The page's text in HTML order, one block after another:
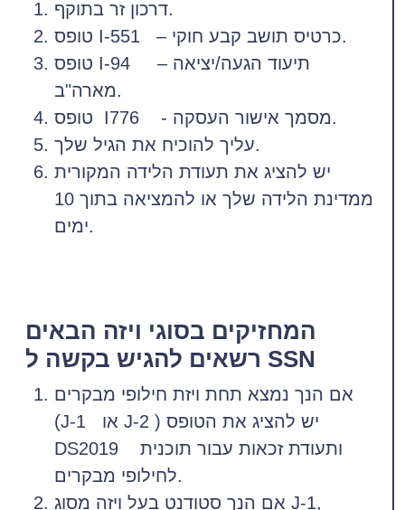
דרכון זר בתוקף.
טופס I-551 – כרטיס תושב קבע חוקי.
טופס I-94 – תיעוד הגעה/יציאה
מארה"ב.
טופס I776 - מסמך אישור העסקה.
עליך להוכיח את הגיל שלך.
יש להציג את תעודת הלידה המקורית
ממדינת הלידה שלך או להמציאה בתוך 10
ימים.
המחזיקים בסוגי ויזה הבאים
רשאים להגיש בקשה ל SSN
אם הנך נמצא תחת ויזת חילופי מבקרים
(J-1 או J-2 ) יש להציג את הטופס
DS2019 ותעודת זכאות עבור תוכנית
לחילופי מבקרים.
אם הנך סטודנט בעל ויזה מסוג J-1,